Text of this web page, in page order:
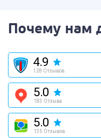
Почему нам
4.9
128 Отзывов
5.0
183 Отзыва
5.0
135 Отзывов